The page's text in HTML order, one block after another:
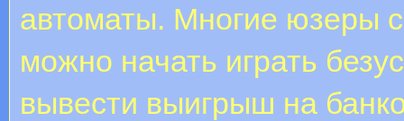
автоматы. Многие юзеры
можно начать играть
вывести выигрыш на